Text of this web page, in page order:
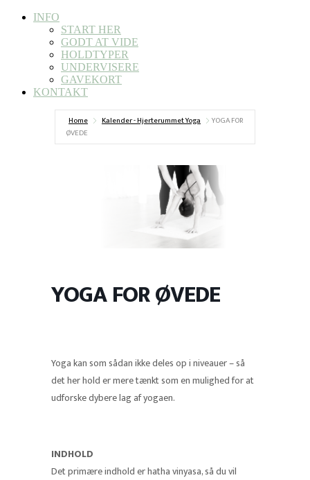
INFO
START HER
GODT AT VIDE
HOLDTYPER
UNDERVISERE
GAVEKORT
KONTAKT
Home Kalender - Hjerterummet Yoga
YOGA FOR
ØVEDE
YOGA FOR ØVEDE
Yoga kan som sådan ikke deles op i niveauer – så
det her hold er mere tænkt som en mulighed for at
udforske dybere lag af yogaen.
INDHOLD
Det primære indhold er hatha vinyasa, så du vil